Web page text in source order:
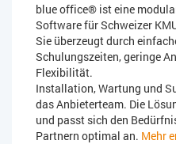
blue office® ist eine
Software für Schweizer
Sie überzeugt durch
Schulungszeiten, geringe
Flexibilität.
Installation, Wartung und
das Anbieterteam. Die
und passt sich den
Partnern optimal an. Mehr